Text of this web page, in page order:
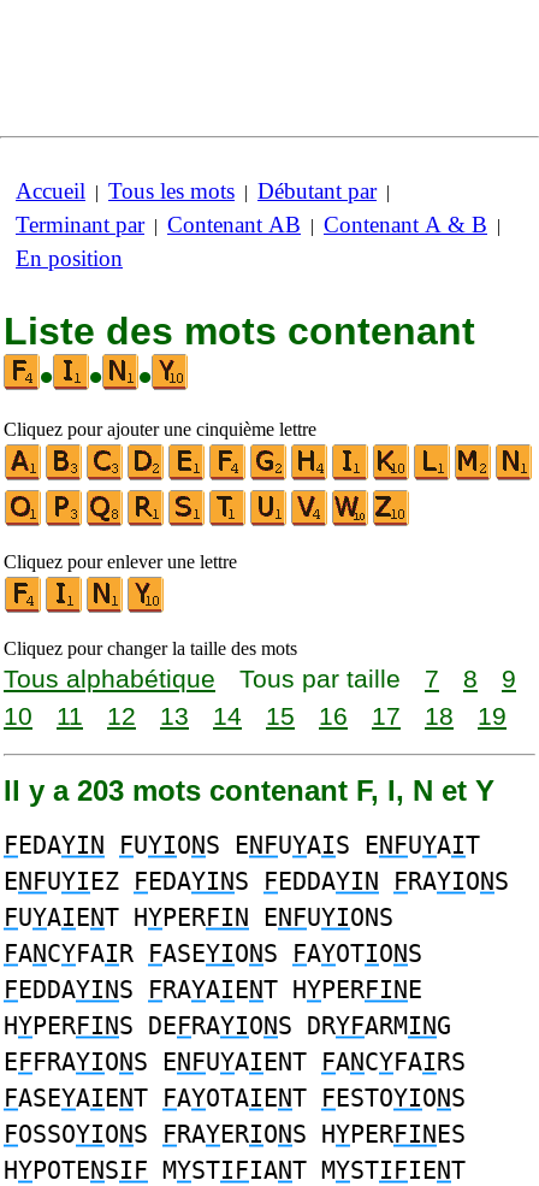
Accueil | Tous les mots | Débutant par|
Terminant par| Contenant AB | Contenant A & B |
En position
Liste des mots contenant
•
• •
Cliquez pour ajouter une cinquième lettre
Cliquez pour enlever une lettre
Cliquez pour changer la taille des mots
Tous alphabétique Tous par taille 7 8
9
10
11 12 13 14 15 16 17 18 19
Il y a 203 mots contenant F, I, N et Y
FEDAYIN FUYIONS ENFUYAIS ENFUYAIT
ENFUYIEZ FEDAYINS FEDDAYIN FRAYIONS
FUYAIENT HYPERFIN ENFUYIONS
FANCYFAIR FASEYIONS FAYOTIONS
FEDDAYINS FRAYAIENT HYPERFINE
HYPERFINS DEFRAYIONS DRYFARMING
EFFRAYIONS ENFUYAIENT FANCYFAIRS
FASEYAIENT FAYOTAIENT FESTOYIONS
FOSSOYIONS FRAYERIONS HYPERFINES
HYPOTENSIF MYSTIFIANT MYSTIFIENT